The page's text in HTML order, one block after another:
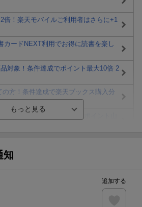
倍！楽天モバイルご利用者はさらに+1
カードNEXT利用でお得に読書を楽し
対象！条件達成でポイント最大10倍 2
の方！条件達成で楽天ブックス購入分
以上購入で無料データSIM（3GB/月プ
知
追加する